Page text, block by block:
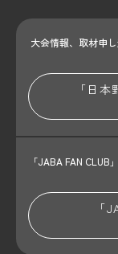
大会情報、取材申
「日
「JABA FAN CLUB
「